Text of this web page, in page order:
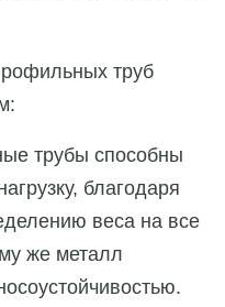
труб
трубы способны
благодаря
веса на все
же металл